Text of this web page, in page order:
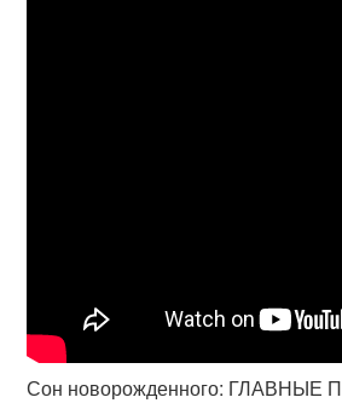
Сон новорожденного: ГЛАВНЫЕ